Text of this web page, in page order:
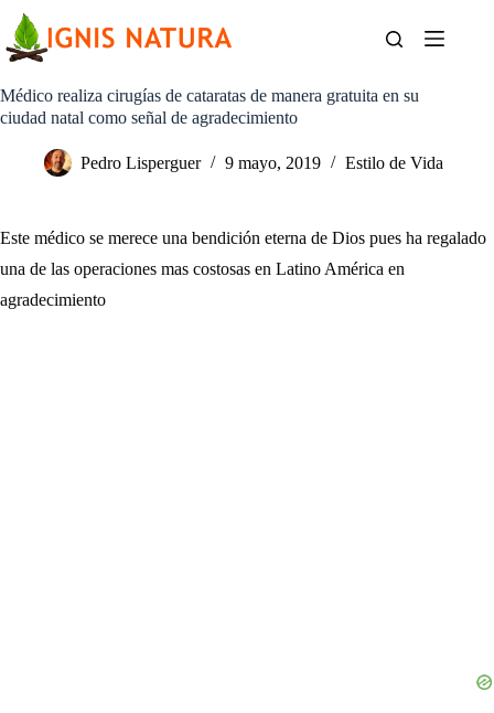
contenido
Médico realiza cirugías de cataratas de manera gratuita en su
ciudad natal como señal de agradecimiento
Pedro Lisperguer 9 mayo, 2019 Estilo de Vida
Este médico se merece una bendición eterna de Dios pues ha regalado
una de las operaciones mas costosas en Latino América en
agradecimiento